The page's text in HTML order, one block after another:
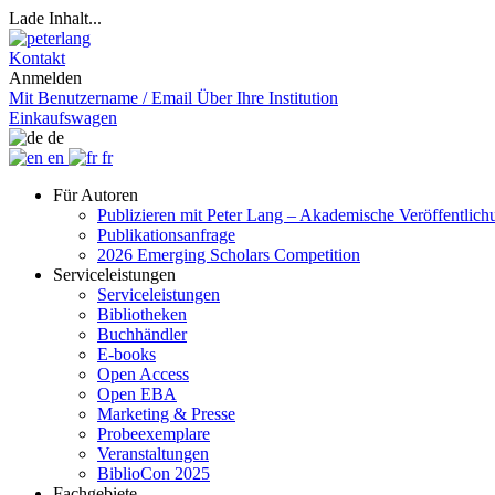
Lade Inhalt...
Kontakt
Anmelden
Mit Benutzername / Email Über Ihre Institution
Einkaufswagen
de
en
fr
Für Autoren
Publizieren mit Peter Lang – Akademische
Publikationsanfrage
2026 Emerging Scholars Competition
Serviceleistungen
Serviceleistungen
Bibliotheken
Buchhändler
E-books
Open Access
Open EBA
Marketing & Presse
Probeexemplare
Veranstaltungen
BiblioCon 2025